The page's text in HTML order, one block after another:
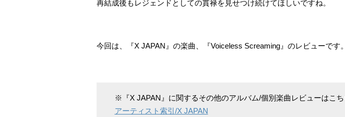
再結成後もレジェンドとしての貫禄を見せつけ続けてほしいですね。
今回は、『X JAPAN』の楽曲、『Voiceless Screaming』のレビューです。
※『X JAPAN』に関するその他のアルバム/個別楽曲レビューはこち
アーティスト索引/X JAPAN